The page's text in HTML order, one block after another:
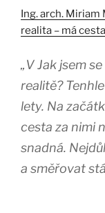
Ing. arch.
realita – má
„V Jak jsem
realitě?
lety. Na
cesta za nimi
snadná.
a směřovat